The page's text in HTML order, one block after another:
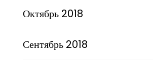
Октябрь 2018
Сентябрь 2018